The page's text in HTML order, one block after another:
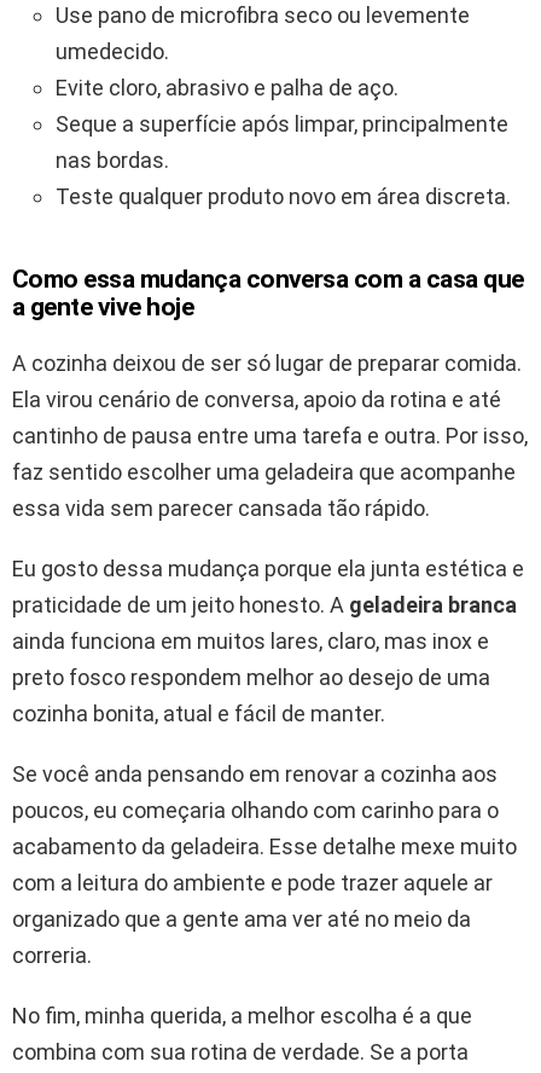
Use pano de microfibra seco ou levemente
umedecido.
Evite cloro, abrasivo e palha de aço.
Seque a superfície após limpar, principalmente
nas bordas.
Teste qualquer produto novo em área discreta.
Como essa mudança conversa com a casa que
a gente vive hoje
A cozinha deixou de ser só lugar de preparar comida.
Ela virou cenário de conversa, apoio da rotina e até
cantinho de pausa entre uma tarefa e outra. Por isso,
faz sentido escolher uma geladeira que acompanhe
essa vida sem parecer cansada tão rápido.
Eu gosto dessa mudança porque ela junta estética e
praticidade de um jeito honesto. A geladeira branca
ainda funciona em muitos lares, claro, mas inox e
preto fosco respondem melhor ao desejo de uma
cozinha bonita, atual e fácil de manter.
Se você anda pensando em renovar a cozinha aos
poucos, eu começaria olhando com carinho para o
acabamento da geladeira. Esse detalhe mexe muito
com a leitura do ambiente e pode trazer aquele ar
organizado que a gente ama ver até no meio da
correria.
No fim, minha querida, a melhor escolha é a que
combina com sua rotina de verdade. Se a porta